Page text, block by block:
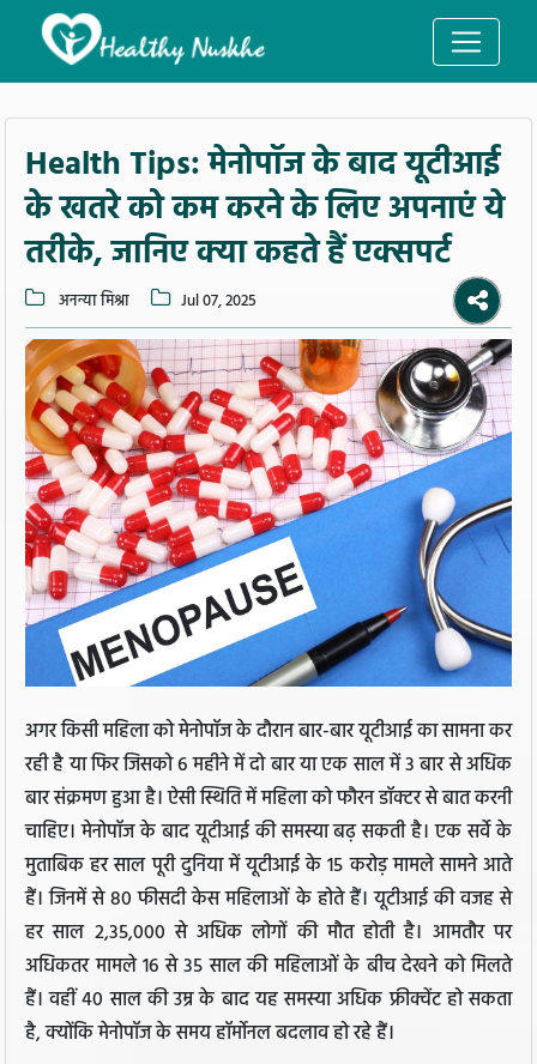
Health Tips: मेनोपॉज के बाद यूटीआई
के खतरे को कम करने के लिए अपनाएं ये
तरीके, जानिए क्या कहते हैं एक्सपर्ट
अनन्या मिश्रा Jul 07, 2025
अगर किसी महिला को मेनोपॉज के दौरान बार-बार यूटीआई का सामना कर
रही है या फिर जिसको 6 महीने में दो बार या एक साल में 3 बार से अधिक
बार संक्रमण हुआ है। ऐसी स्थिति में महिला को फौरन डॉक्टर से बात करनी
चाहिए। मेनोपॉज के बाद यूटीआई की समस्या बढ़ सकती है। एक सर्वे के
मुताबिक हर साल पूरी दुनिया में यूटीआई के 15 करोड़ मामले सामने आते
हैं। जिनमें से 80 फीसदी केस महिलाओं के होते हैं। यूटीआई की वजह से
हर साल 2,35,000 से अधिक लोगों की मौत होती है। आमतौर पर
अधिकतर मामले 16 से 35 साल की महिलाओं के बीच देखने को मिलते
हैं। वहीं 40 साल की उम्र के बाद यह समस्या अधिक फ्रीक्वेंट हो सकता
है, क्योंकि मेनोपॉज के समय हॉर्मोनल बदलाव हो रहे हैं।